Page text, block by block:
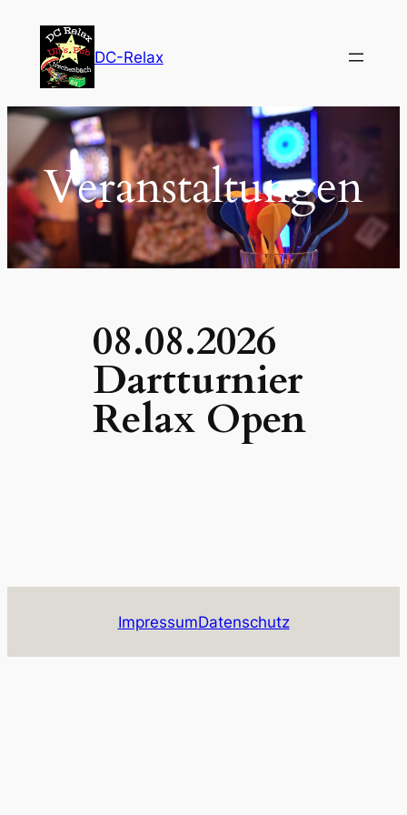
Inhalt
springen
DC-Relax
Veranstaltungen
08.08.2026
Dartturnier
Relax Open
ImpressumDatenschutz